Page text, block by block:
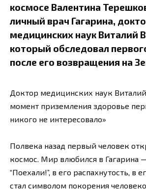
космосе Валентина
личный врач Гагарина,
медицинских наук Виталий
который обследовал
после его возвращения на
Доктор медицинских наук
момент приземления здоровье
никого не интересовало»
Полвека назад первый человек
космос. Мир влюбился в Гагарина
“Поехали!”, в его распахнутость, в
стал символом покорения